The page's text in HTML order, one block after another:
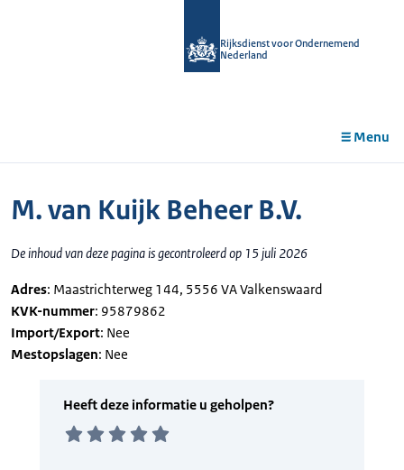
Rijksdienst voor Ondernemend
Nederland
Menu
M. van Kuijk Beheer B.V.
De inhoud van deze pagina is gecontroleerd op 15 juli 2026
Adres: Maastrichterweg 144, 5556 VA Valkenswaard
KVK-nummer: 95879862
Import/Export: Nee
Mestopslagen: Nee